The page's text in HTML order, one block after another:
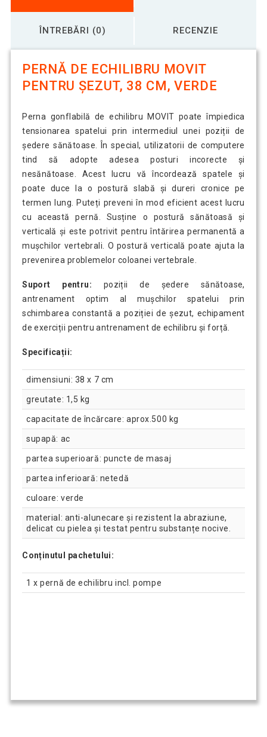
ÎNTREBĂRI (0) RECENZIE
PERNĂ DE ECHILIBRU MOVIT
PENTRU ȘEZUT, 38 CM, VERDE
Perna gonflabilă de echilibru MOVIT poate împiedica
tensionarea spatelui prin intermediul unei poziții de
ședere sănătoase. În special, utilizatorii de computere
tind să adopte adesea posturi incorecte și
nesănătoase. Acest lucru vă încordează spatele și
poate duce la o postură slabă și dureri cronice pe
termen lung. Puteți preveni în mod eficient acest lucru
cu această pernă. Susține o postură sănătoasă și
verticală și este potrivit pentru întărirea permanentă a
mușchilor vertebrali. O postură verticală poate ajuta la
prevenirea problemelor coloanei vertebrale.
Suport pentru: poziții de ședere sănătoase,
antrenament optim al mușchilor spatelui prin
schimbarea constantă a poziției de șezut, echipament
de exerciții pentru antrenament de echilibru și forță.
Specificații:
dimensiuni: 38 x 7 cm
greutate: 1,5 kg
capacitate de încărcare: aprox.500 kg
supapă: ac
partea superioară: puncte de masaj
partea inferioară: netedă
culoare: verde
material: anti-alunecare și rezistent la abraziune,
delicat cu pielea și testat pentru substanțe nocive.
Conținutul pachetului:
1 x pernă de echilibru incl. pompe